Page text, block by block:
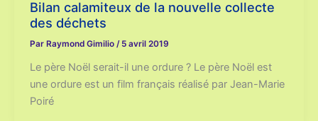
Bilan calamiteux de la nouvelle collecte
des déchets
Par Raymond Gimilio / 5 avril 2019
Le père Noël serait-il une ordure ? Le père Noël est
une ordure est un film français réalisé par Jean-Marie
Poiré